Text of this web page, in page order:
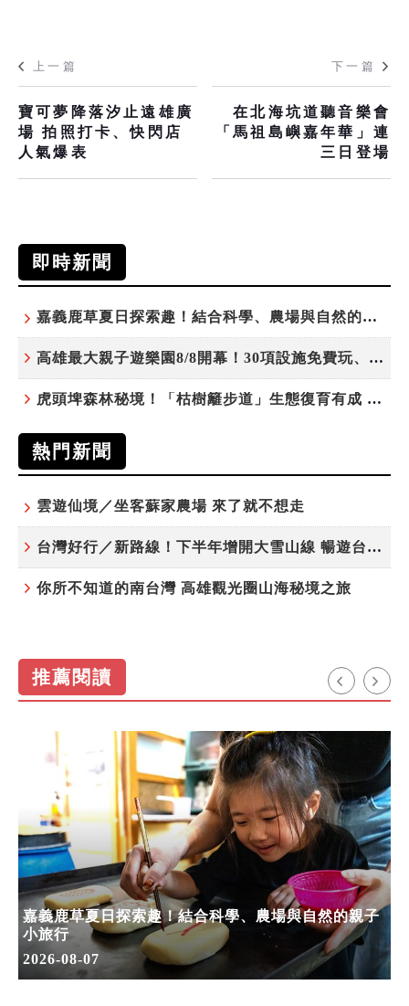
上一篇
寶可夢降落汐止遠雄廣
場 拍照打卡、快閃店
人氣爆表
下一篇
在北海坑道聽音樂會
「馬祖島嶼嘉年華」連
三日登場
即時新聞
嘉義鹿草夏日探索趣！結合科學、農場與自然的親子小旅行
高雄最大親子遊樂園8/8開幕！30項設施免費玩、YOYO家族嗨翻暑假
虎頭埤森林秘境！「枯樹籬步道」生態復育有成 走進大自然生命教室
熱門新聞
雲遊仙境／坐客蘇家農場 來了就不想走
台灣好行／新路線！下半年增開大雪山線 暢遊台中更便利
你所不知道的南台灣 高雄觀光圈山海秘境之旅
推薦閱讀
嘉義鹿草夏日探索趣！結合科學、農場與自然的親子
小旅行
2026-08-07